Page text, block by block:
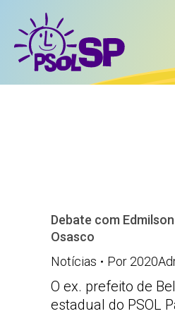
Debate com
Osasco
Notícias
Por
O ex. prefeito de
estadual do PSOL